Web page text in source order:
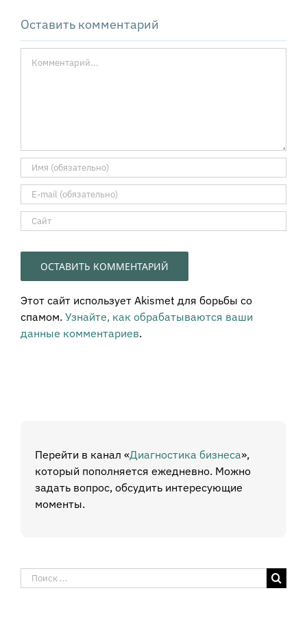
Оставить комментарий
Этот сайт использует Akismet для борьбы со
спамом. Узнайте, как обрабатываются ваши
данные комментариев.
Перейти в канал «Диагностика бизнеса»,
который пополняется ежедневно. Можно
задать вопрос, обсудить интересующие
моменты.
Результат
поиска: